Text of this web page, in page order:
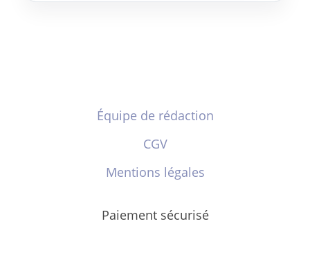
Équipe de rédaction
CGV
Mentions légales
Paiement sécurisé